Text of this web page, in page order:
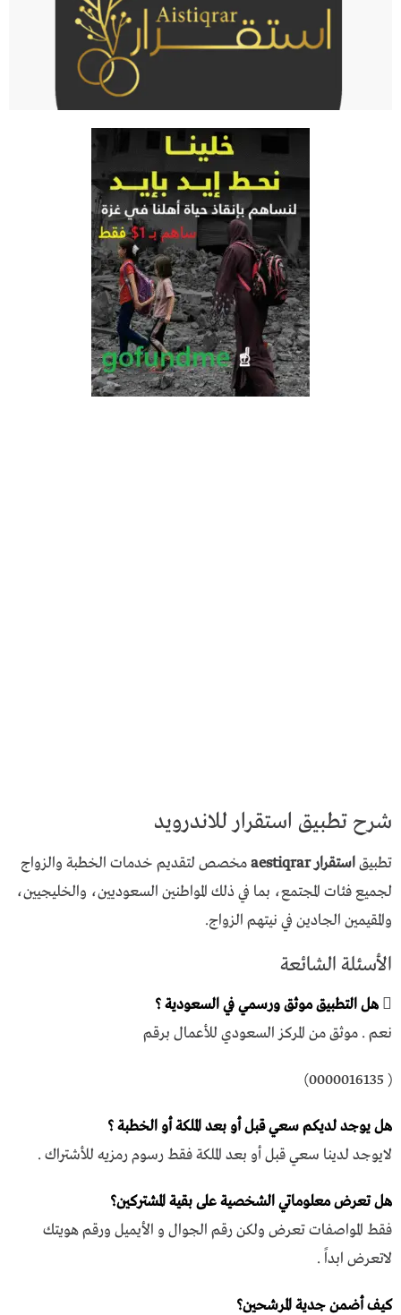
شرح تطبيق استقرار للاندرويد
تطبيقاستقرار aestiqrar
مخصص لتقديم خدمات الخطبة والزواج
لجميع فئات المجتمع، بما في ذلك المواطنين السعوديين، والخليجيين،
والمقيمين الجادين في نيتهم الزواج.
الأسئلة الشائعة
هل التطبيق موثق ورسمي في السعودية ؟
نعم . موثق من المركز السعودي للأعمال برقم
( 0000016135)
هل يوجد لديكم سعي قبل أو بعد الملكة أو الخطبة ؟
لايوجد لدينا سعي قبل أو بعد الملكة فقط رسوم رمزيه للأشتراك .
هل تعرض معلوماتي الشخصية على بقية المشتركين؟
فقط المواصفات تعرض ولكن رقم الجوال و الأيميل ورقم هويتك
لاتعرض ابداً .
كيف أضمن جدية المرشحين؟